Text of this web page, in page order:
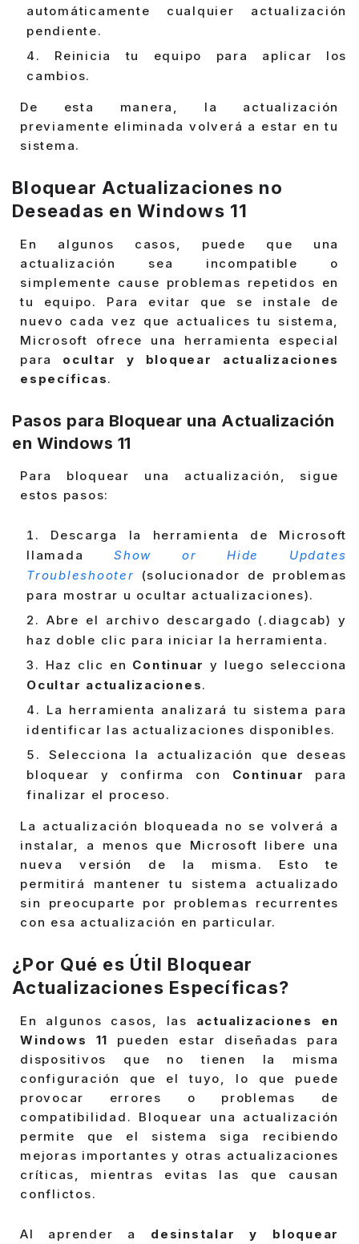
automáticamente cualquier actualización
pendiente.
Reinicia tu equipo para aplicar los
cambios.
De esta manera, la actualización
previamente eliminada volverá a estar en tu
sistema.
Bloquear Actualizaciones no
Deseadas en Windows 11
En algunos casos, puede que una
actualización sea incompatible o
simplemente cause problemas repetidos en
tu equipo. Para evitar que se instale de
nuevo cada vez que actualices tu sistema,
Microsoft ofrece una herramienta especial
para ocultar y bloquear actualizaciones
específicas.
Pasos para Bloquear una Actualización
en Windows 11
Para bloquear una actualización, sigue
estos pasos:
Descarga la herramienta de Microsoft
llamada Show or Hide Updates
Troubleshooter (solucionador de problemas
para mostrar u ocultar actualizaciones).
Abre el archivo descargado (.diagcab) y
haz doble clic para iniciar la herramienta.
Haz clic en Continuar y luego selecciona
Ocultar actualizaciones.
La herramienta analizará tu sistema para
identificar las actualizaciones disponibles.
Selecciona la actualización que deseas
bloquear y confirma con Continuar
para
finalizar el proceso.
La actualización bloqueada no se volverá a
instalar, a menos que Microsoft libere una
nueva versión de la misma. Esto te
permitirá mantener tu sistema actualizado
sin preocuparte por problemas recurrentes
con esa actualización en particular.
¿Por Qué es Útil Bloquear
Actualizaciones Específicas?
En algunos casos, las actualizaciones en
Windows 11
pueden estar diseñadas para
dispositivos que no tienen la misma
configuración que el tuyo, lo que puede
provocar errores o problemas de
compatibilidad. Bloquear una actualización
permite que el sistema siga recibiendo
mejoras importantes y otras actualizaciones
críticas, mientras evitas las que causan
conflictos.
Al aprender a desinstalar y bloquear